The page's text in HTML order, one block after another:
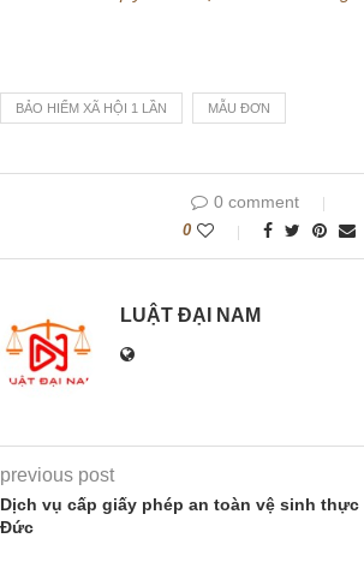
BẢO HIỂM XÃ HỘI 1 LẦN MẪU ĐƠN
0 comment
0
LUẬT ĐẠI NAM
previous post
Dịch vụ cấp giấy phép an toàn vệ sinh thực
Đức